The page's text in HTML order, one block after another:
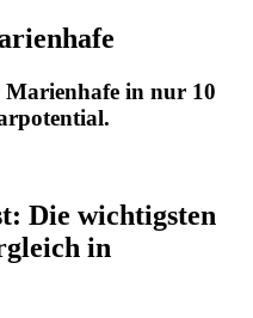
in nur 10
Die wichtigsten
in